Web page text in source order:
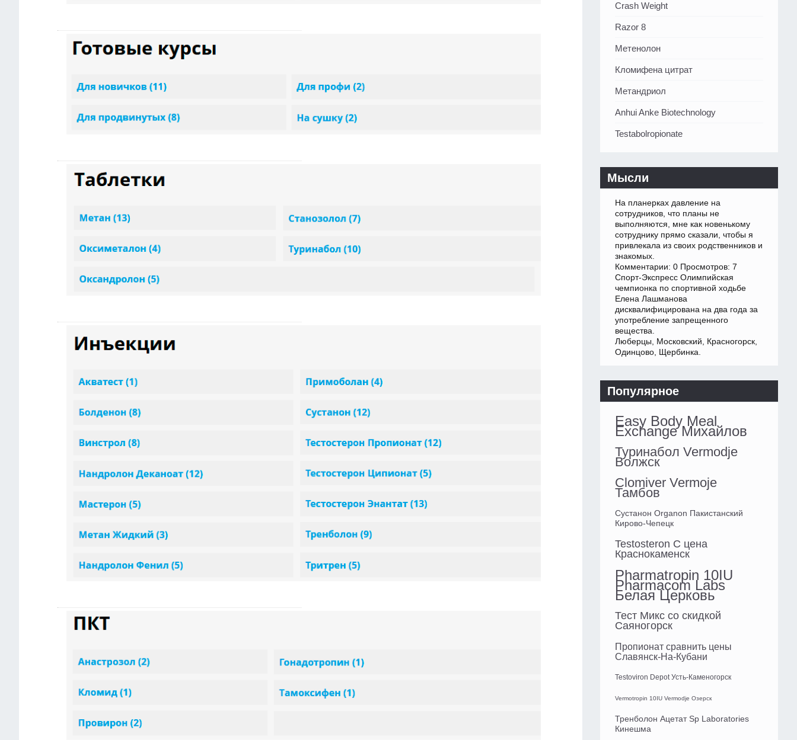
Crash Weight
Razor 8
Метенолон
Кломифена цитрат
Метандриол
Anhui Anke Biotechnology
Testabolropionate
Мысли
На планерках давление на
сотрудников, что планы не
выполняются, мне как новенькому
сотруднику прямо сказали, чтобы я
привлекала из своих родственников и
знакомых.
Комментарии: 0 Просмотров: 7
Спорт-Экспресс Олимпийская
чемпионка по спортивной ходьбе
Елена Лашманова
дисквалифицирована на два года за
употребление запрещенного
вещества.
Люберцы, Московский, Красногорск,
Одинцово, Щербинка.
Популярное
Easy Body Meal
Exchange Михайлов
Туринабол Vermodje
Волжск
Clomiver Vermoje
Тамбов
Сустанон Organon Пакистанский
Кирово-Чепецк
Testosteron C цена
Краснокаменск
Pharmatropin 10IU
Pharmacom Labs
Белая Церковь
Тест Микс со скидкой
Саяногорск
Пропионат сравнить цены
Славянск-На-Кубани
Testoviron Depot Усть-Каменогорск
Vermotropin 10IU Vermodje Озерск
Тренболон Ацетат Sp Laboratories
Кинешма